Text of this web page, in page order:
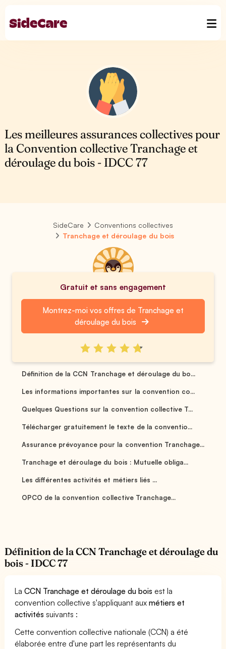
Les meilleures assurances collectives pour
la Convention collective Tranchage et
déroulage du bois - IDCC 77
SideCare
Conventions collectives
Tranchage et déroulage du bois
Gratuit et sans engagement
Montrez-moi vos offres de Tranchage et
déroulage du bois
Définition de la CCN Tranchage et déroulage du bo...
Les informations importantes sur la convention co...
Quelques Questions sur la convention collective T...
Télécharger gratuitement le texte de la conventio...
Assurance prévoyance pour la convention Tranchage...
Tranchage et déroulage du bois : Mutuelle obliga...
Les différentes activités et métiers liés ...
OPCO de la convention collective Tranchage...
Définition de la CCN Tranchage et déroulage du
bois - IDCC 77
LaCCN Tranchage et déroulage du boisest la
convention collective s'appliquant auxmétiers et
activités suivants :
Cette convention collective nationale (CCN) a été
élaborée entre d'une part les représentants du